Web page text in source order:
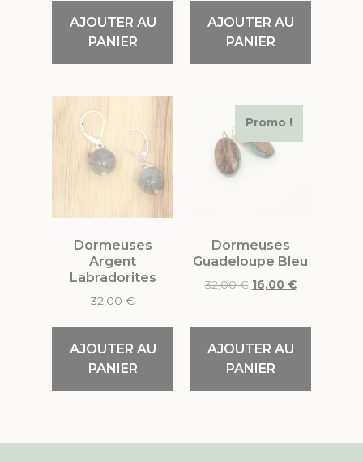
AJOUTER AU
PANIER
AJOUTER AU
PANIER
Dormeuses
Argent
Labradorites
32,00 €
AJOUTER AU
PANIER
Promo !
Dormeuses
Guadeloupe Bleu
32,00€ 16,00 €
AJOUTER AU
PANIER